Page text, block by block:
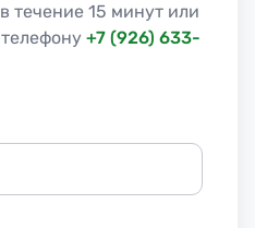
течение 15 минут или
+7 (926) 633-